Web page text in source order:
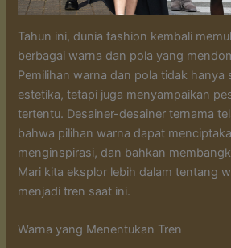
Tahun ini, dunia fashion kembali
berbagai warna dan pola yang
Pemilihan warna dan pola tidak hanya
estetika, tetapi juga menyampaikan
tertentu. Desainer-desainer ternama
bahwa pilihan warna dapat
menginspirasi, dan bahkan
Mari kita eksplor lebih dalam tentang
menjadi tren saat ini.
Warna yang Menentukan Tren